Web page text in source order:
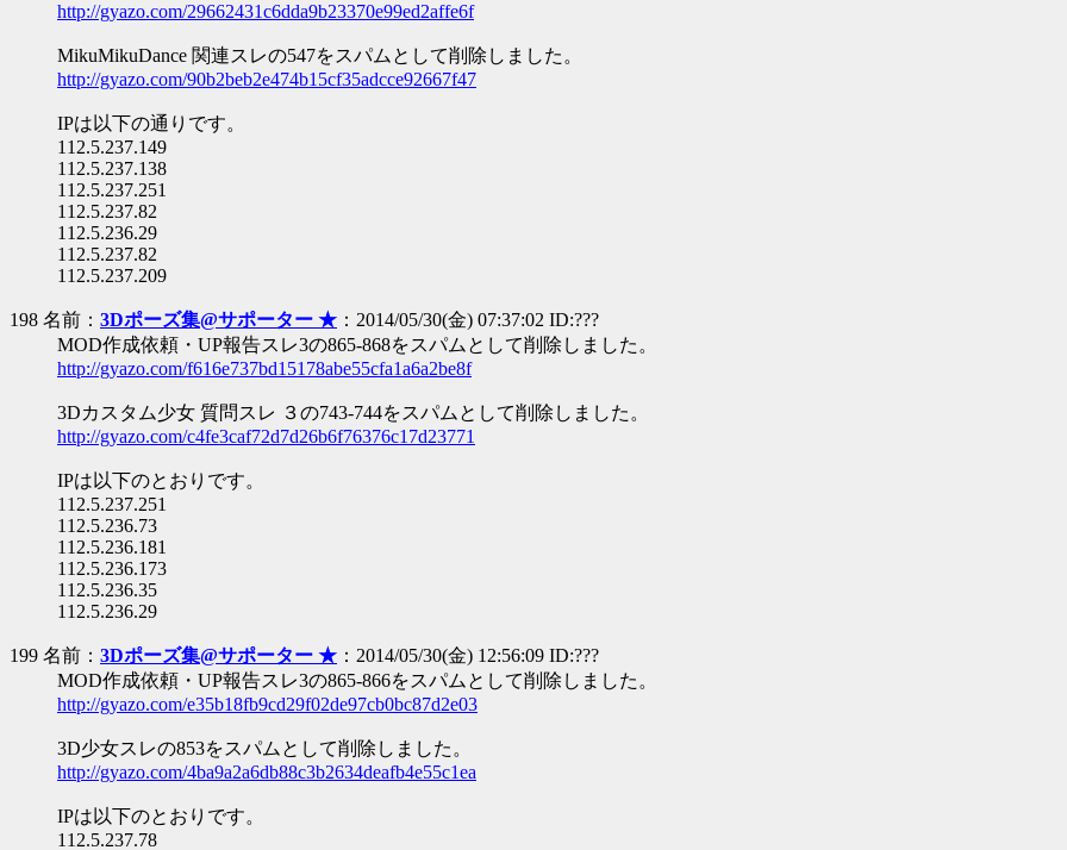
http://gyazo.com/29662431c6dda9b23370e99ed2affe6f
MikuMikuDance 関連スレの547をスパムとして削除しました。
http://gyazo.com/90b2beb2e474b15cf35adcce92667f47
IPは以下の通りです。
112.5.237.149
112.5.237.138
112.5.237.251
112.5.237.82
112.5.236.29
112.5.237.82
112.5.237.209
198 名前： 3Dポーズ集@サポーター ★ ：2014/05/30(金) 07:37:02 ID:???
MOD作成依頼・UP報告スレ3の865-868をスパムとして削除しました。
http://gyazo.com/f616e737bd15178abe55cfa1a6a2be8f
3Dカスタム少女 質問スレ ３の743-744をスパムとして削除しました。
http://gyazo.com/c4fe3caf72d7d26b6f76376c17d23771
IPは以下のとおりです。
112.5.237.251
112.5.236.73
112.5.236.181
112.5.236.173
112.5.236.35
112.5.236.29
199 名前： 3Dポーズ集@サポーター ★ ：2014/05/30(金) 12:56:09 ID:???
MOD作成依頼・UP報告スレ3の865-866をスパムとして削除しました。
http://gyazo.com/e35b18fb9cd29f02de97cb0bc87d2e03
3D少女スレの853をスパムとして削除しました。
http://gyazo.com/4ba9a2a6db88c3b2634deafb4e55c1ea
IPは以下のとおりです。
112.5.237.78